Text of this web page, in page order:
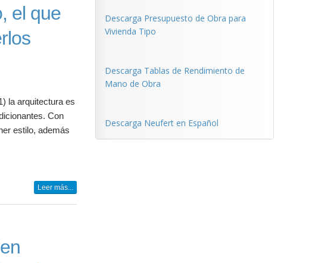
el que
la arquitectura es
Con
estilo, además
Leer más...
Descarga Presupuesto de Obra para
Vivienda Tipo
Descarga Tablas de Rendimiento de
Mano de Obra
Descarga Neufert en Español